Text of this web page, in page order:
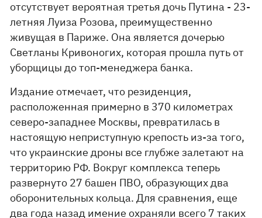
отсутствует вероятная третья дочь Путина - 23-
летняя Луиза Розова, преимущественно
живущая в Париже. Она является дочерью
Светланы Кривоногих, которая прошла путь от
уборщицы до топ-менеджера банка.
Издание отмечает, что резиденция,
расположенная примерно в 370 километрах
северо-западнее Москвы, превратилась в
настоящую неприступную крепость из-за того,
что украинские дроны все глубже залетают на
территорию РФ. Вокруг комплекса теперь
развернуто 27 башен ПВО, образующих два
оборонительных кольца. Для сравнения, еще
два года назад имение охраняли всего 7 таких